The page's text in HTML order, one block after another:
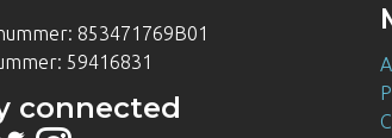
853471769B01
59416831
connected